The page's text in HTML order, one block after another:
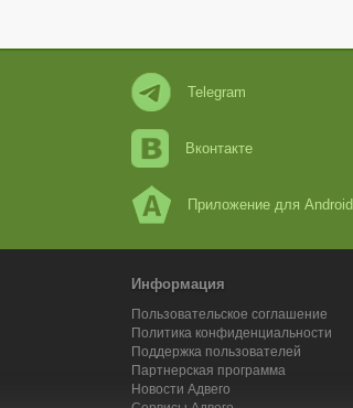
Telegram
Вконтакте
Приложение для Android
Информация
Пользовательское соглашение
Политика конфиденциальности
Поддержка пользователей
Партнерская программа
Новости Адвего